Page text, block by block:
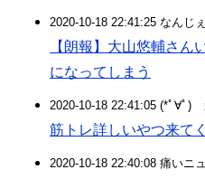
2020-10-18 22:41:25 なんじ
【朗報】大山悠輔さん
になってしまう
2020-10-18 22:41:05 (*ﾟ∀ﾟ)
筋トレ詳しいやつ来て
2020-10-18 22:40:08 痛いニ